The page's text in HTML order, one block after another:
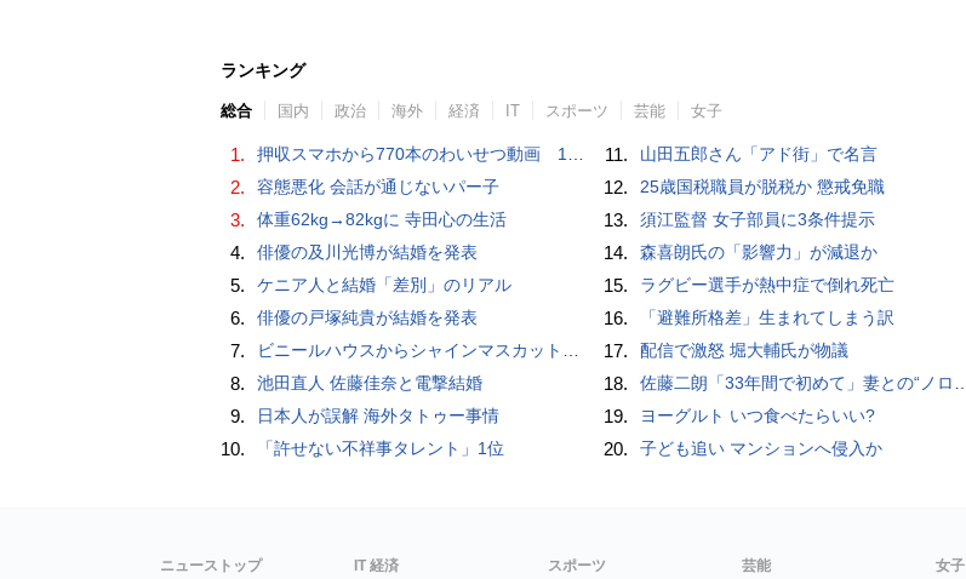
ランキング
総合 国内 政治 海外 経済 IT スポーツ 芸能 女子
1. 押収スマホから770本のわいせつ動画 15歳少女に酒と薬飲ませ性的暴行か 54歳男を再逮捕 「薬もありますよ」とSNSで誘い出し
2. 容態悪化 会話が通じないパー子
3. 体重62kg→82kgに 寺田心の生活
4. 俳優の及川光博が結婚を発表
5. ケニア人と結婚「差別」のリアル
6. 俳優の戸塚純貴が結婚を発表
7. ビニールハウスからシャインマスカット約200房を盗んだ疑い ネットで販売か 無職の男（42）逮捕 岡山県警
8. 池田直人 佐藤佳奈と電撃結婚
9. 日本人が誤解 海外タトゥー事情
10. 「許せない不祥事タレント」1位
11. 山田五郎さん「アド街」で名言
12. 25歳国税職員が脱税か 懲戒免職
13. 須江監督 女子部員に3条件提示
14. 森喜朗氏の「影響力」が減退か
15. ラグビー選手が熱中症で倒れ死亡
16. 「避難所格差」生まれてしまう訳
17. 配信で激怒 堀大輔氏が物議
18. 佐藤二朗「33年間で初めて」妻との“ノロケ砲”に反響続々「威力抜群」「奥様かっこいい」
19. ヨーグルト いつ食べたらいい?
20. 子ども追い マンションへ侵入か
ニューストップ IT 経済 スポーツ 芸能 女子